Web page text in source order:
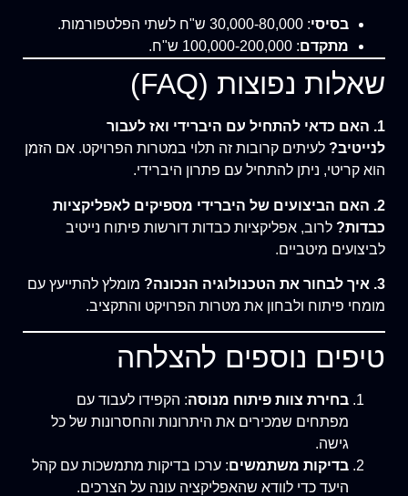
בסיסי: 30,000-80,000 ש"ח לשתי הפלטפורמות.
מתקדם: 100,000-200,000 ש"ח.
שאלות נפוצות (FAQ)
1. האם כדאי להתחיל עם היברידי ואז לעבור
לנייטיב? לעיתים קרובות זה תלוי במטרות הפרויקט. אם הזמן
הוא קריטי, ניתן להתחיל עם פתרון היברידי.
2. האם הביצועים של היברידי מספיקים לאפליקציות
כבדות? לרוב, אפליקציות כבדות דורשות פיתוח נייטיב
לביצועים מיטביים.
3. איך לבחור את הטכנולוגיה הנכונה?
מומלץ להתייעץ עם
מומחי פיתוח ולבחון את מטרות הפרויקט והתקציב.
טיפים נוספים להצלחה
בחירת צוות פיתוח מנוסה: הקפידו לעבוד עם
מפתחים שמכירים את היתרונות והחסרונות של כל
גישה.
בדיקות משתמשים: ערכו בדיקות מתמשכות עם קהל
היעד כדי לוודא שהאפליקציה עונה על הצרכים.